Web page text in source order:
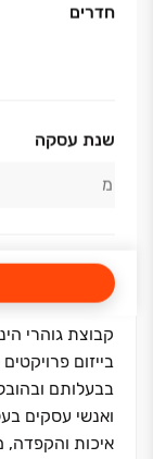
חדרים
שנת עסקה
אודות החברה
גוהרי יוסי
קבוצת גוהרי
בייזום
בבעלותם
ואנשי עסקים
איכות והקפדה,